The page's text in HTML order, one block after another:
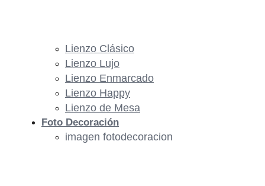
Lienzo Clásico
Lienzo Lujo
Lienzo Enmarcado
Lienzo Happy
Lienzo de Mesa
Foto Decoración
imagen fotodecoracion